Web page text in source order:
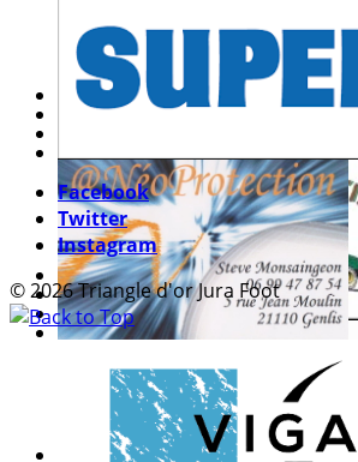
Facebook
Twitter
Instagram
© 2026 Triangle d'or Jura Foot